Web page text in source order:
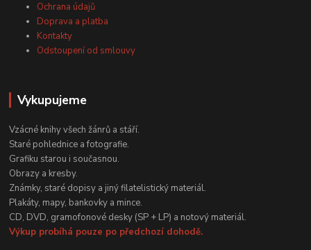
Ochrana údajů
Doprava a platba
Kontakty
Odstoupení od smlouvy
Vykupujeme
Vzácné knihy všech žánrů a stáří.
Staré pohlednice a fotografie.
Grafiku starou i současnou.
Obrazy a kresby.
Známky, staré dopisy a jiný filatelistický materiál.
Plakáty, mapy, bankovky a mince.
CD, DVD, gramofonové desky (SP + LP) a notový materiál.
Výkup probíhá pouze po předchozí dohodě.